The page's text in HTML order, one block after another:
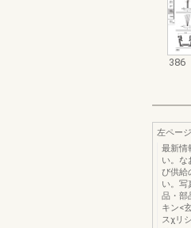
386
左ペー
最新情
い。な
び供給
い。写
品・部
キン<
スχリ